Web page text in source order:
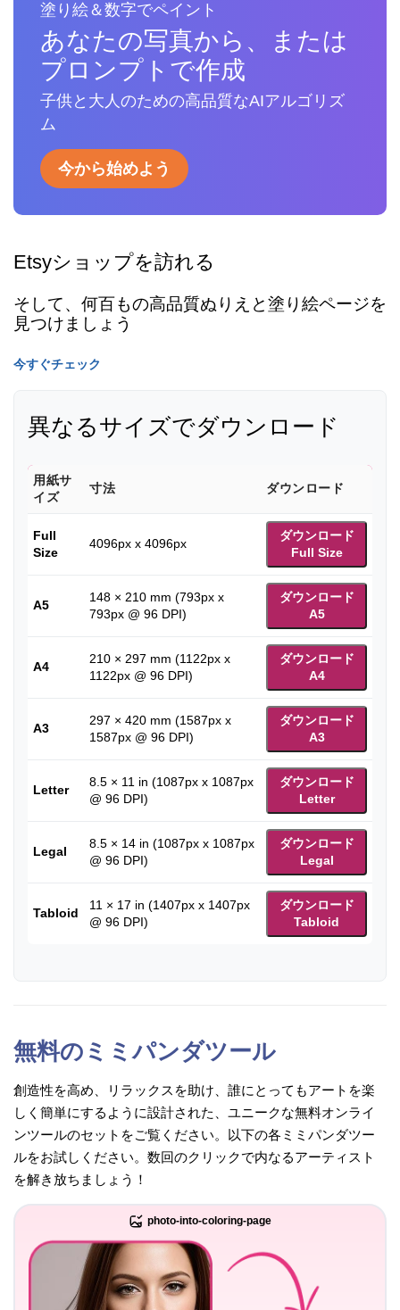
塗り絵＆数字でペイント
あなたの写真から、または
プロンプトで作成
子供と大人のための高品質なAIアルゴリズ
ム
今から始めよう
Etsyショップを訪れる
そして、何百もの高品質ぬりえと塗り絵ページを
見つけましょう
今すぐチェック
異なるサイズでダウンロード
用紙サ
イズ
寸法 ダウンロード
Full
Size
4096px x 4096px
ダウンロード
Full Size
A5
148 × 210 mm (793px x
793px @ 96 DPI)
ダウンロード
A5
A4
210 × 297 mm (1122px x
1122px @ 96 DPI)
ダウンロード
A4
A3
297 × 420 mm (1587px x
1587px @ 96 DPI)
ダウンロード
A3
Letter
8.5 × 11 in (1087px x 1087px
@ 96 DPI)
ダウンロード
Letter
Legal
8.5 × 14 in (1087px x 1087px
@ 96 DPI)
ダウンロード
Legal
Tabloid
11 × 17 in (1407px x 1407px
@ 96 DPI)
ダウンロード
Tabloid
無料のミミパンダツール
創造性を高め、リラックスを助け、誰にとってもアートを楽
しく簡単にするように設計された、ユニークな無料オンライ
ンツールのセットをご覧ください。以下の各ミミパンダツー
ルをお試しください。数回のクリックで内なるアーティスト
を解き放ちましょう！
photo-into-coloring-page